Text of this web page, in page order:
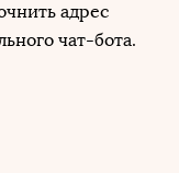
адрес
чат-бота.